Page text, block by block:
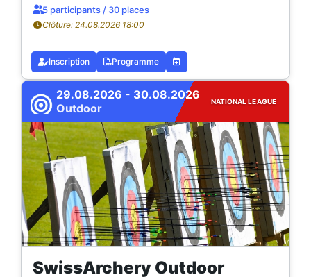
5 participants / 30 places
Clôture: 24.08.2026 18:00
Inscription Programme
29.08.2026 - 30.08.2026
Outdoor
NATIONAL LEAGUE
SwissArchery Outdoor